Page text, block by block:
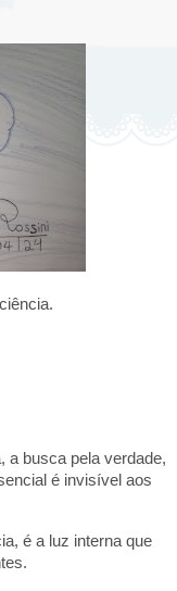
a busca pela verdade,
é invisível aos
é a luz interna que